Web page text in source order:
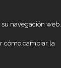
navegación web.
cómo cambiar la